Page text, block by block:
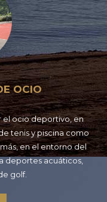
OCIO
el ocio deportivo, en
tenis y piscina como
en el entorno del
deportes acuáticos,
golf.